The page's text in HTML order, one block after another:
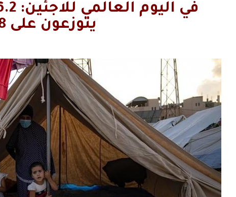
يتوزعون على 58 مخيماً